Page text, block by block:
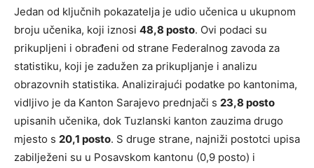
Jedan od ključnih pokazatelja je udio učenica u ukupnom
broju učenika, koji iznosi 48,8 posto. Ovi podaci su
prikupljeni i obrađeni od strane Federalnog zavoda za
statistiku, koji je zadužen za prikupljanje i analizu
obrazovnih statistika. Analizirajući podatke po kantonima,
vidljivo je da Kanton Sarajevo prednjači s 23,8 posto
upisanih učenika, dok Tuzlanski kanton zauzima drugo
mjesto s 20,1 posto. S druge strane, najniži postotci upisa
zabilježeni su u Posavskom kantonu (0,9 posto) i